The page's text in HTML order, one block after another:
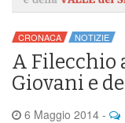
CRONACA NOTIZIE
A Filecchio
Giovani e
6 Maggio 2014 -